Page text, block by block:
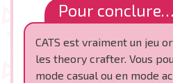
Pour conclure…
CATS est vraiment un jeu
les theory crafter. Vous
mode casual ou en mode